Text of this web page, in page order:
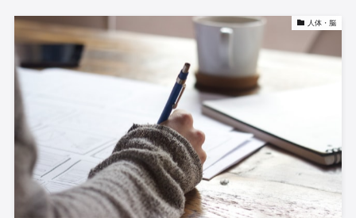
人体・脳